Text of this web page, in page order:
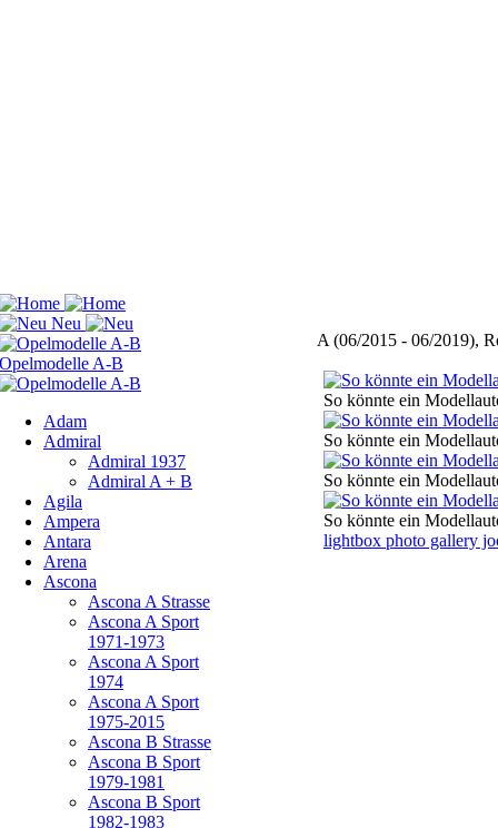
Adam
Admiral
Admiral 1937
Admiral A + B
Agila
Ampera
Antara
Arena
Ascona
Ascona A Strasse
Ascona A Sport
1971-1973
Ascona A Sport
1974
Ascona A Sport
1975-2015
Ascona B Strasse
Ascona B Sport
1979-1981
Ascona B Sport
1982-1983
So könnte ein
So könnte ein
So könnte ein
So könnte ein
lightbox photo gallery
A (06/2015 - 06/2019),